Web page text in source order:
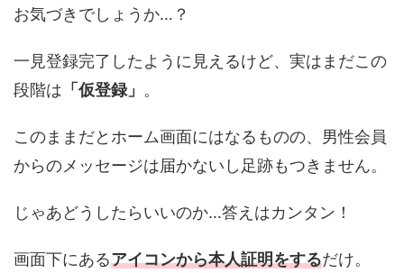
お気づきでしょうか…？
一見登録完了したように見えるけど、実はまだこの
段階は 「仮登録」 。
このままだとホーム画面にはなるものの、男性会員
からのメッセージは届かないし足跡もつきません。
じゃあどうしたらいいのか…答えはカンタン！
画面下にあるアイコンから本人証明をするだけ。